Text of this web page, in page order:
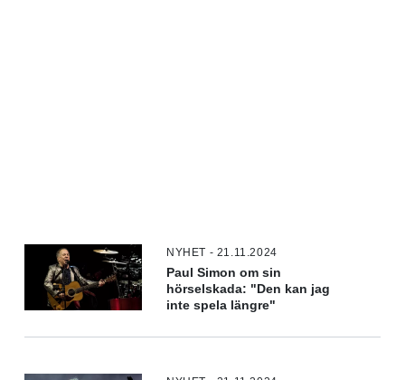
NYHET - 21.11.2024
Paul Simon om sin
hörselskada: "Den kan jag
inte spela längre"